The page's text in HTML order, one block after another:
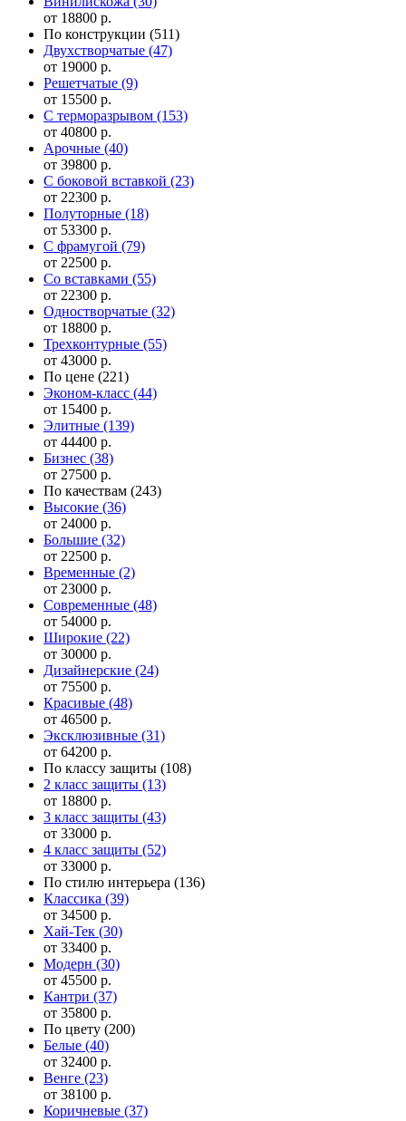
от 18800 р.
По конструкции (511)
Двухстворчатые (47)
от 19000 р.
Решетчатые (9)
от 15500 р.
С терморазрывом (153)
от 40800 р.
Арочные (40)
от 39800 р.
С боковой вставкой (23)
от 22300 р.
Полуторные (18)
от 53300 р.
С фрамугой (79)
от 22500 р.
Cо вставками (55)
от 22300 р.
Одностворчатые (32)
от 18800 р.
Трехконтурные (55)
от 43000 р.
По цене (221)
Эконом-класс (44)
от 15400 р.
Элитные (139)
от 44400 р.
Бизнес (38)
от 27500 р.
По качествам (243)
Высокие (36)
от 24000 р.
Большие (32)
от 22500 р.
Временные (2)
от 23000 р.
Современные (48)
от 54000 р.
Широкие (22)
от 30000 р.
Дизайнерские (24)
от 75500 р.
Красивые (48)
от 46500 р.
Эксклюзивные (31)
от 64200 р.
По классу защиты (108)
2 класс защиты (13)
от 18800 р.
3 класс защиты (43)
от 33000 р.
4 класс защиты (52)
от 33000 р.
По стилю интерьера (136)
Классика (39)
от 34500 р.
Хай-Тек (30)
от 33400 р.
Модерн (30)
от 45500 р.
Кантри (37)
от 35800 р.
По цвету (200)
Белые (40)
от 32400 р.
Венге (23)
от 38100 р.
Коричневые (37)